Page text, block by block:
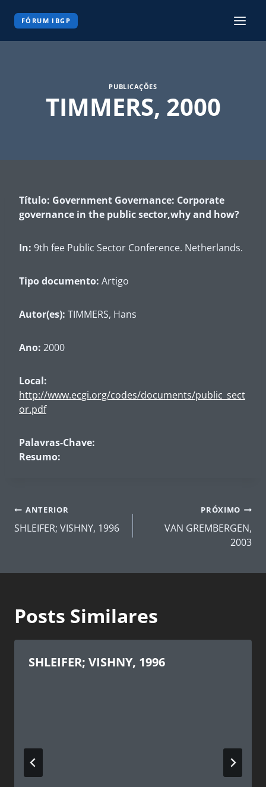
FÓRUM IBGP
PUBLICAÇÕES
TIMMERS, 2000
Título: Government Governance: Corporate
governance in the public sector,why and how?
In: 9th fee Public Sector Conference. Netherlands.
Tipo documento: Artigo
Autor(es): TIMMERS, Hans
Ano: 2000
Local:
http://www.ecgi.org/codes/documents/public_sect
or.pdf
Palavras-Chave:
Resumo:
Navegação
de
ANTERIOR
SHLEIFER; VISHNY, 1996
PRÓXIMO
VAN GREMBERGEN,
2003
Posts Similares
SHLEIFER; VISHNY, 1996